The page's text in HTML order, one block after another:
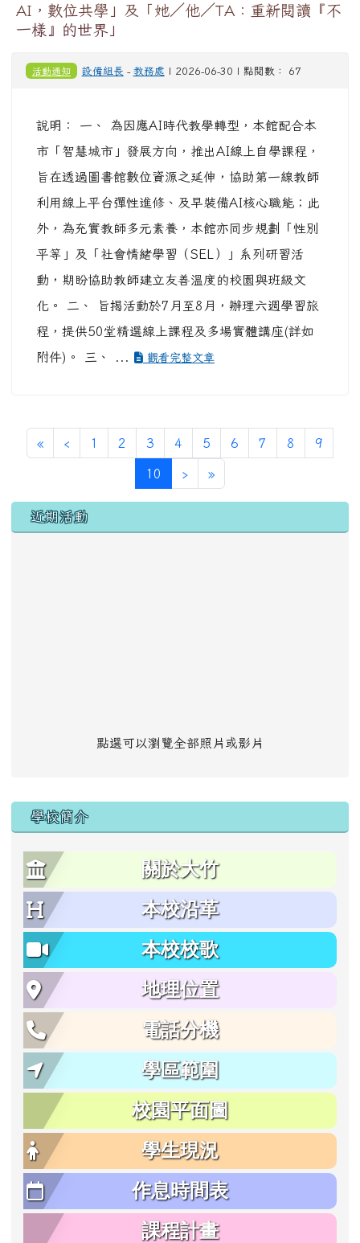
AI，數位共學」及「她／他／TA：重新閱讀『不
一樣』的世界」
活動通知 設備組長 - 教務處 | 2026-06-30 | 點閱數： 67
說明： 一、 為因應AI時代教學轉型，本館配合本
市「智慧城市」發展方向，推出AI線上自學課程，
旨在透過圖書館數位資源之延伸，協助第一線教師
利用線上平台彈性進修、及早裝備AI核心職能；此
外，為充實教師多元素養，本館亦同步規劃「性別
平等」及「社會情緒學習（SEL）」系列研習活
動，期盼協助教師建立友善溫度的校園與班級文
化。 二、 旨揭活動於7月至8月，辦理六週學習旅
程，提供50堂精選線上課程及多場實體講座(詳如
附件)。 三、 ...
觀看完整文章
«第一頁
‹ 上一頁
1 2 3 4 5 6 7 8 9
10 (目前頁次)
›下一頁
»最後頁
左邊區域內容
近期活動
點選可以瀏覽全部照片或影片
學校簡介
關於大竹
本校沿革
本校校歌
地理位置
電話分機
學區範圍
校園平面圖
學生現況
作息時間表
課程計畫